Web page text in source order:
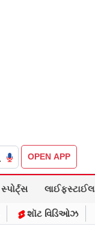
OPEN APP
સ્પોર્ટ્સ લાઈફસ્ટાઈલ
શૉટ વિડિઓઝ